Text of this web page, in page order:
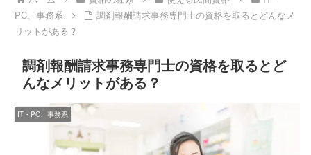
PC、事務系
調剤報酬請求事務専門士の資格を取るとどんなメ
リットがある？
調剤報酬請求事務専門士の資格を取るとど
んなメリットがある？
IT・PC、事務系